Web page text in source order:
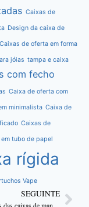
Caixas de
Design da caixa de
Caixas de oferta em forma
jóias tampa e caixa
com fecho
Caixa de oferta com
minimalista Caixa de
Caixas de
tubo de papel
rígida
Vape
SEGUINTE